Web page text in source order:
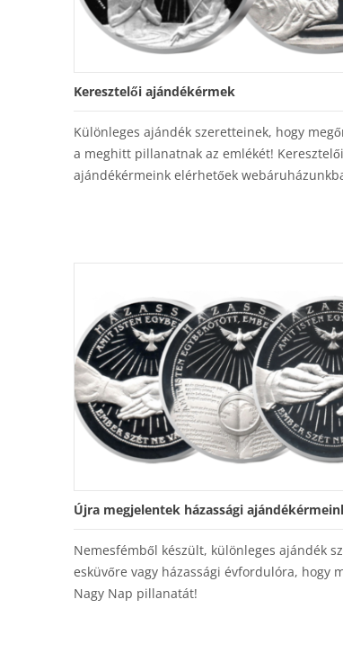
Keresztelői ajándékérmek
Különleges ajándék szeretteinek, hogy
a meghitt pillanatnak az emlékét! Keresztelői
ajándékérmeink elérhetőek
Újra megjelentek házassági
Nemesfémből készült, különleges ajándék
esküvőre vagy házassági évfordulóra, hogy
Nagy Nap pillanatát!